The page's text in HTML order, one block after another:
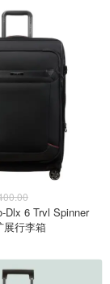
Dlx 6 Trvl Spinner
展行李箱